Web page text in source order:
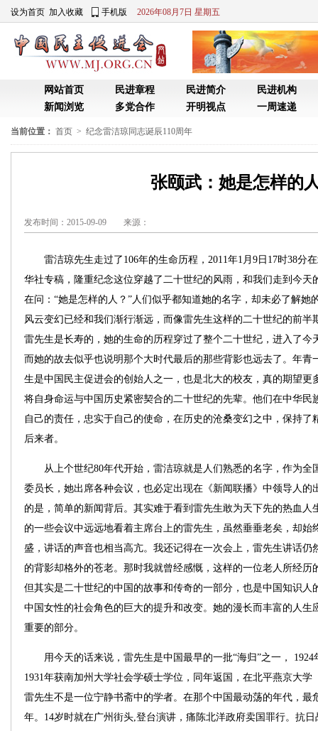
当前位置： 首页 > 纪念雷洁琼同志诞辰110周年
张颐武：她是怎样的
发布时间：2015-09-09 来源：
雷洁琼先生走过了106年的生命历程，2011年1月9日17时38分
华社专稿，隆重纪念这位穿越了二十世纪的风雨，和我们走到今天
在问：“她是怎样的人？”人们似乎都知道她的名字，却未必了解她
风云变幻已经和我们渐行渐远，而像雷先生这样的二十世纪的前半
雷先生是长寿的，她的生命的历程穿过了整个二十世纪，进入了今
而她的故去似乎也说明那个大时代最后的那些背影也远去了。年青
生是中国民主促进会的创始人之一，也是北大的校友，真的期望更
将自身命运与中国历史紧密契合的二十世纪的先辈。他们在中华民
自己的责任，忠实于自己的使命，在历史的沧桑变幻之中，保持了
后来者。
从上个世纪80年代开始，雷洁琼就是人们熟悉的名字，作为全
委员长，她出席各种会议，也必定出现在《新闻联播》中领导人的
的是，简单的新闻背后。其实难于看到雷先生敢为天下先的热血人
的一些会议中远远地看着主席台上的雷先生，虽然垂垂老矣，却始
盛，讲话的声音也相当高亢。我还记得在一次会上，雷先生讲话仍
的背影却格外的苍老。那时我就曾经感慨，这样的一位老人所经历
但其实是二十世纪的中国的故事和传奇的一部分，也是中国知识人
中国女性的社会角色的巨大的提升和改变。她的漫长而丰富的人生
重要的部分。
用今天的话来说，雷先生是中国最早的一批“海归”之一， 1924
1931年获南加州大学社会学硕士学位，同年返国，在北平燕京大
雷先生不是一位宁静书斋中的学者。在那个中国最动荡的年代，最
年。14岁时就在广州街头,登台演讲，痛陈北洋政府卖国罪行。抗